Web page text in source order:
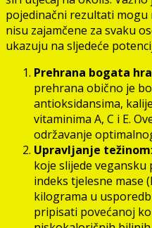
pojedinačni rezultati
nisu zajamčene za svaku
ukazuju na sljedeće
Prehrana bogata
prehrana obično je
antioksidansima,
vitaminima A, C i E.
održavanje
Upravljanje težinom
koje slijede
indeks tjelesne mase
kilograma u
pripisati povećanoj